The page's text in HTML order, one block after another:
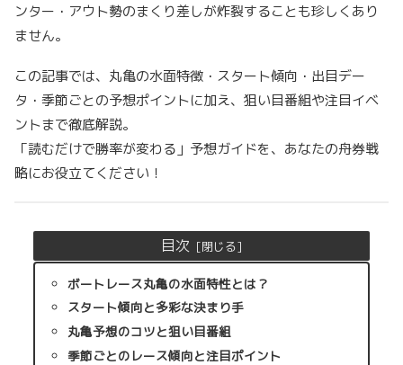
ンター・アウト勢のまくり差しが炸裂することも珍しくあり
ません。
この記事では、丸亀の水面特徴・スタート傾向・出目デー
タ・季節ごとの予想ポイントに加え、狙い目番組や注目イベ
ントまで徹底解説。
「読むだけで勝率が変わる」予想ガイドを、あなたの舟券戦
略にお役立てください！
目次
ボートレース丸亀の水面特性とは？
スタート傾向と多彩な決まり手
丸亀予想のコツと狙い目番組
季節ごとのレース傾向と注目ポイント